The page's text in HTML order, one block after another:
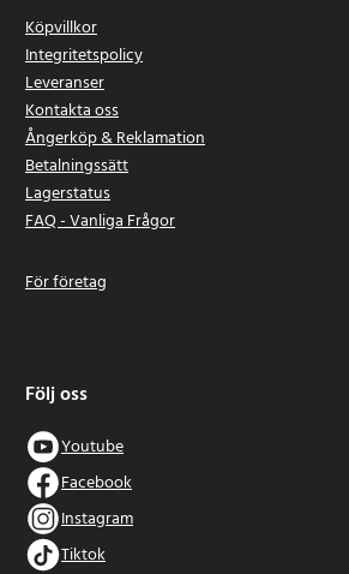
Köpvillkor
Integritetspolicy
Leveranser
Kontakta oss
Ångerköp & Reklamation
Betalningssätt
Lagerstatus
FAQ - Vanliga Frågor
För företag
Följ oss
Youtube
Facebook
Instagram
Tiktok